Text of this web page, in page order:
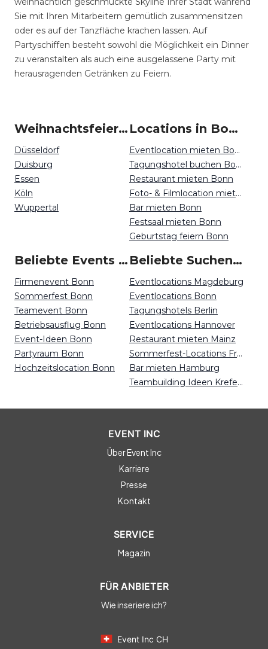
Sie mit Ihren Mitarbeitern gemütlich zusammensitzen
oder es auf der Tanzfläche krachen lassen. Auf
Partyschiffen besteht sowohl die Möglichkeit ein Dinner
zu veranstalten als auch eine ausgelassene Party mit
herausragenden Getränken zu Feiern.
Weihnachtsfeiern um Bonn
Düsseldorf
Duisburg
Essen
Köln
Wuppertal
Locations in Bonn mieten
Eventlocation mieten Bonn
Tagungshotel buchen Bonn
Restaurant mieten Bonn
Foto- & Filmlocation mieten Bonn
Bar mieten Bonn
Festsaal mieten Bonn
Geburtstag feiern Bonn
Beliebte Events in Bonn
Firmenevent Bonn
Sommerfest Bonn
Teamevent Bonn
Betriebsausflug Bonn
Event-Ideen Bonn
Partyraum Bonn
Hochzeitslocation Bonn
Beliebte Suchen auf Event Inc
Eventlocations Magdeburg
Eventlocations Bonn
Tagungshotels Berlin
Eventlocations Hannover
Restaurant mieten Mainz
Sommerfest-Locations Freiburg
Bar mieten Hamburg
Teambuilding Ideen Krefeld
EVENT INC
Über Event Inc
Karriere
Presse
Kontakt
SERVICE
Magazin
FÜR ANBIETER
Wie inseriere ich?
Event Inc CH